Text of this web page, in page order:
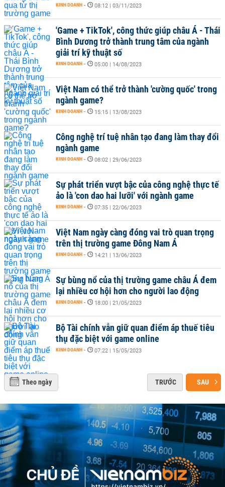
KINH DOANH - 08:12 | 03/11/2023
'Game + TikTok', công thức giúp châu Á - Thái
Bình Dương trở thành trung tâm của ngành
giải trí kỹ thuật số
KINH DOANH - 05:00 | 14/08/2023
Việt Nam có thể trở thành 'cường quốc' trong
ngành game?
KINH DOANH - 15:15 | 13/08/2023
Công nghệ trí tuệ nhân tạo đang làm thay đổi
ngành game
KINH DOANH - 08:02 | 29/06/2023
Sự phát triển vượt bậc của công nghệ thực tế
ảo là 'con dao hai lưỡi' với ngành game
KINH DOANH - 07:35 | 22/06/2023
Việt Nam ngày càng đóng vai trò quan trọng
trên thị trường game Đông Nam Á
KINH DOANH - 14:21 | 13/06/2023
Sự bùng nổ của thị trường game châu Á đem
lại nhiều cơ hội hơn cho người lao động
KINH DOANH - 18:00 | 21/05/2023
Bộ Tài chính vẫn giữ quan điểm áp thuế tiêu
thụ đặc biệt với game online
KINH DOANH - 07:22 | 15/05/2023
Theo ngày TRƯỚC SAU